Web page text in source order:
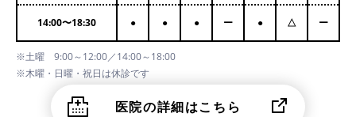
14:00〜18:30 ● ● ● ー ● △ ー
※土曜 9:00～12:00／14:00～18:00
※木曜・日曜・祝日は休診です
医院の詳細はこちら